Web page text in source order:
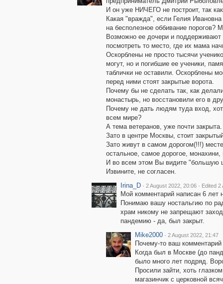
И он уже НИЧЕГО не построит, так
Какая "вражда", если Гелия
на бесполезное оббивание порогов?
Возможно ее дочери и поддерживают
посмотреть то место, где их мама
Оскорблены не просто тысячи
могут, но и погибшие ее ученики,
таблички не оставили. Оскорблены
перед ними стоят закрытые ворота.
Почему бы не сделать так, как
монастырь, но восстановили его в
Почему не дать людям туда вход,
всем мире?
А тема ветеранов, уже почти
Зато в центре Москвы, стоит
Зато живут в самом дорогом(!!!)
остальное, самое дорогое,
И во всем этом Вы видите "большую
Извините, не согласен.
Irina_D · 2 August 2022, 20:06 · Edited 2
Мой комментарий написан 6 лет
Понимаю вашу ностальгию по
храм никому не запрещают
пандемию - да, был закрыт.
Mike2000 · 2 August 2022, 21:47
Почему-то ваш
Когда был в Москве (до
было много лет подряд.
Просили зайти, хоть
магазинчик с церковной